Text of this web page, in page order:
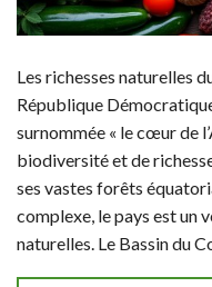
Les richesses naturelles
République
surnommée « le cœur de
biodiversité et de
ses vastes forêts
complexe, le pays est un
naturelles. Le Bassin du